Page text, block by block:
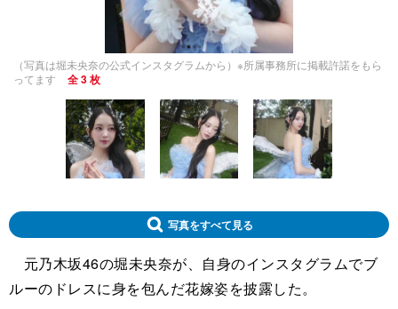
（写真は堀未央奈の公式インスタグラムから）※所属事務所に掲載許諾をもら
ってます
全 3 枚
写真をすべて見る
元乃木坂46の堀未央奈が、自身のインスタグラムでブ
ルーのドレスに身を包んだ花嫁姿を披露した。